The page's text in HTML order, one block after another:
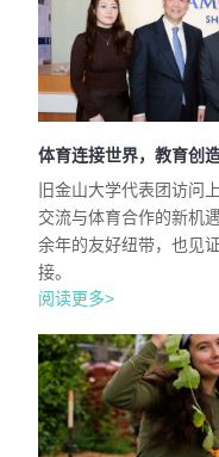
体育连接世界，教育创
旧金山大学代表团访问
交流与体育合作的新机
余年的友好纽带，也见
接。
阅读更多>